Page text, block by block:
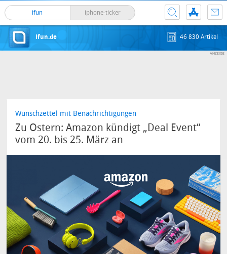
ifun iphone-ticker
ifun.de 46 830 Artikel
Wunschzettel mit Benachrichtigungen
Zu Ostern: Amazon kündigt „Deal Event“
vom 20. bis 25. März an